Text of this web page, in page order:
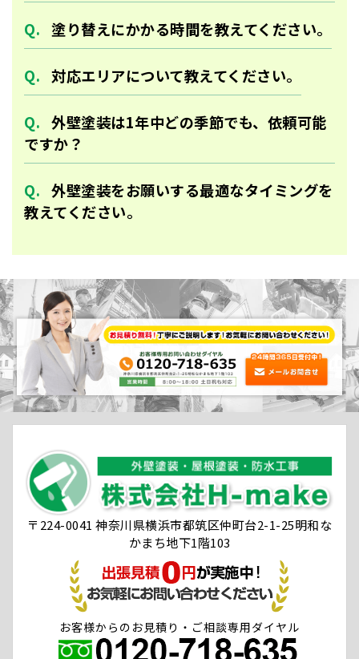
塗り替えにかかる時間を教えてください。
対応エリアについて教えてください。
外壁塗装は1年中どの季節でも、依頼可能
ですか？
外壁塗装をお願いする最適なタイミングを
教えてください。
〒224-0041 神奈川県横浜市都筑区仲町台2-1-25明和な
かまち地下1階103
お客様からのお見積り・ご相談専用ダイヤル